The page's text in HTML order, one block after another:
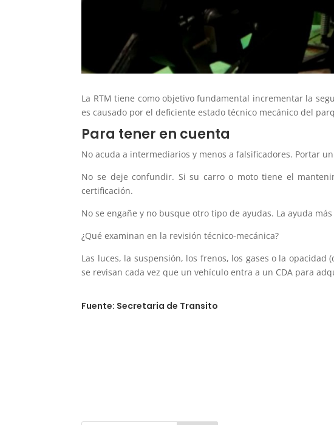
La RTM tiene como objetivo fundamental incrementar la
es causado por el deficiente estado técnico mecánico del
Para tener en cuenta
No acuda a intermediarios y menos a falsificadores. Portar
No se deje confundir. Si su carro o moto tiene el
certificación.
No se engañe y no busque otro tipo de ayudas. La ayuda
¿Qué examinan en la revisión técnico-mecánica?
Las luces, la suspensión, los frenos, los gases o la
se revisan cada vez que un vehículo entra a un CDA para
Fuente: Secretaria de Transito